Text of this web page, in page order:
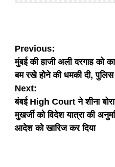
Post
navigation
Previous:
मुंबई की हाजी अली दरगाह को
बम रखे होने की धमकी दी,
Next:
बंबई High Court ने शीना बोरा
मुखर्जी को विदेश यात्रा की
आदेश को खारिज कर दिया